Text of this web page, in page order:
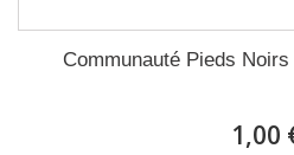
Communauté Pieds
1,00